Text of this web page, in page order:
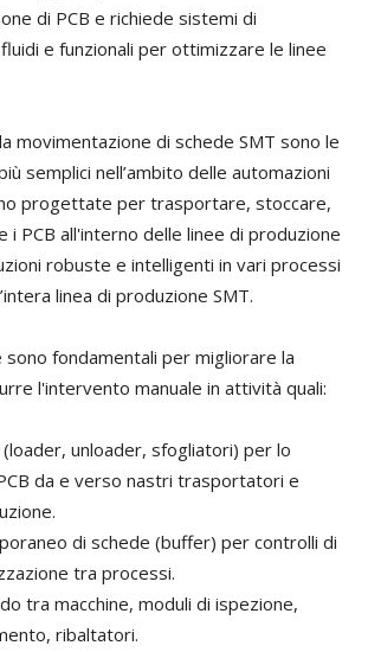
di PCB e richiede sistemi di
e funzionali per ottimizzare le linee
movimentazione di schede SMT sono le
semplici nell’ambito delle automazioni
progettate per trasportare, stoccare,
i PCB all'interno delle linee di produzione
robuste e intelligenti in vari processi
linea di produzione SMT.
sono fondamentali per migliorare la
l'intervento manuale in attività quali:
(loader, unloader, sfogliatori) per lo
da e verso nastri trasportatori e
.
di schede (buffer) per controlli di
tra processi.
tra macchine, moduli di ispezione,
ribaltatori.